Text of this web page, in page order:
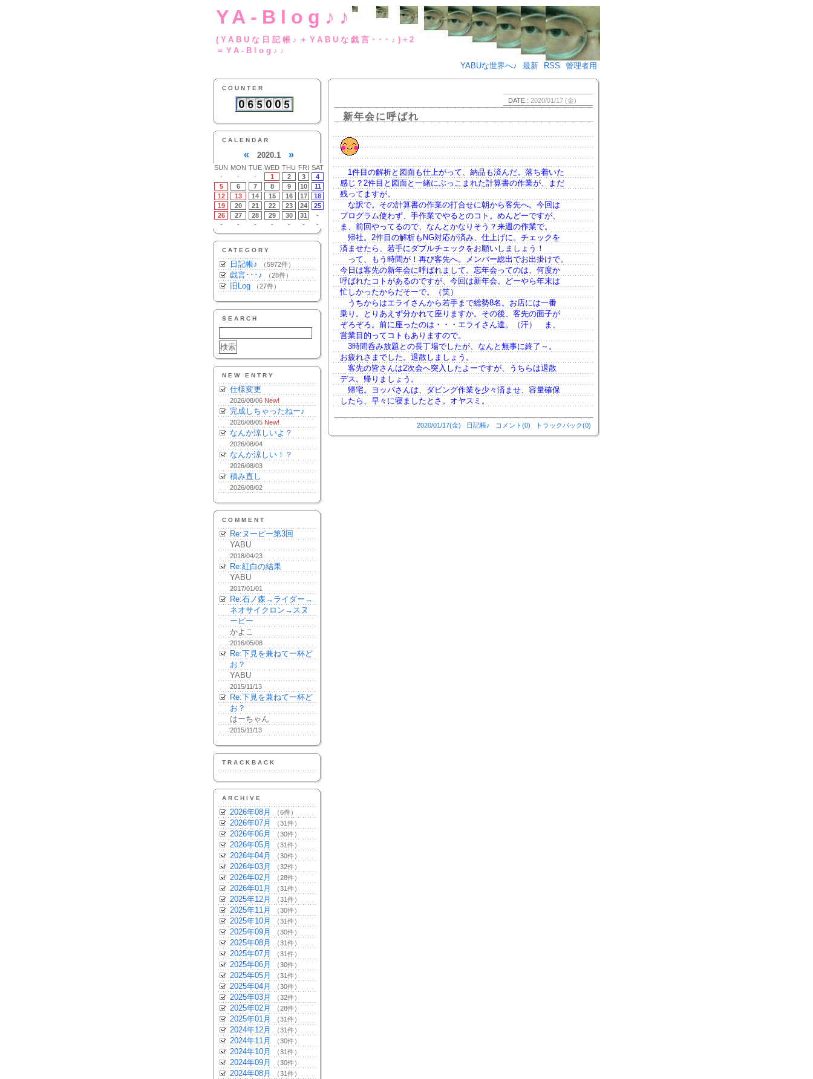
YA-Blog♪♪
(YABUな日記帳♪＋YABUな戯言･･･♪)÷2
＝YA-Blog♪♪
YABUな世界へ♪
最新 RSS 管理者用
COUNTER
CALENDAR
« 2020.1 »
SUN MON TUE WED THU FRI SAT
-
- - 1 2 3
4
5
6 7 8 9 10
11
12
13 14 15 16 17
18
19
20 21 22 23 24
25
26
27 28 29 30 31
-
-
- - - - - -
CATEGORY
日記帳♪ （5972件）
戯言･･･♪ （28件）
旧Log （27件）
SEARCH
NEW ENTRY
仕様変更
2026/08/06 New!
完成しちゃったねー♪
2026/08/05 New!
なんか涼しいよ？
2026/08/04
なんか涼しい！？
2026/08/03
積み直し
2026/08/02
COMMENT
Re:ヌーピー第3回
YABU
2018/04/23
Re:紅白の結果
YABU
2017/01/01
Re:石ノ森→ライダー→
ネオサイクロン→スヌ
ーピー
かよこ
2016/05/08
Re:下見を兼ねて一杯ど
お？
YABU
2015/11/13
Re:下見を兼ねて一杯ど
お？
はーちゃん
2015/11/13
TRACKBACK
ARCHIVE
2026年08月 （6件）
2026年07月 （31件）
2026年06月 （30件）
2026年05月 （31件）
2026年04月 （30件）
2026年03月 （32件）
2026年02月 （28件）
2026年01月 （31件）
2025年12月 （31件）
2025年11月 （30件）
2025年10月 （31件）
2025年09月 （30件）
2025年08月 （31件）
2025年07月 （31件）
2025年06月 （30件）
2025年05月 （31件）
2025年04月 （30件）
2025年03月 （32件）
2025年02月 （28件）
2025年01月 （31件）
2024年12月 （31件）
2024年11月 （30件）
2024年10月 （31件）
2024年09月 （30件）
2024年08月 （31件）
DATE : 2020/01/17 (金)
新年会に呼ばれ
1件目の解析と図面も仕上がって、納品も済んだ。落ち着いた
感じ？2件目と図面と一緒にぶっこまれた計算書の作業が、まだ
残ってますが。
な訳で。その計算書の作業の打合せに朝から客先へ。今回は
プログラム使わず、手作業でやるとのコト。めんどーですが、
ま、前回やってるので、なんとかなりそう？来週の作業で。
帰社。2件目の解析もNG対応が済み、仕上げに。チェックを
済ませたら、若手にダブルチェックをお願いしましょう！
って、もう時間が！再び客先へ。メンバー総出でお出掛けで。
今日は客先の新年会に呼ばれまして。忘年会ってのは、何度か
呼ばれたコトがあるのですが、今回は新年会。どーやら年末は
忙しかったからだそーで。（笑）
うちからはエライさんから若手まで総勢8名。お店には一番
乗り。とりあえず分かれて座りますか。その後、客先の面子が
ぞろぞろ。前に座ったのは・・・エライさん達。（汗） ま、
営業目的ってコトもありますので。
3時間呑み放題との長丁場でしたが、なんと無事に終了～。
お疲れさまでした。退散しましょう。
客先の皆さんは2次会へ突入したよーですが、うちらは退散
デス。帰りましょう。
帰宅。ヨッパさんは、ダビング作業を少々済ませ、容量確保
したら、早々に寝ましたとさ。オヤスミ。
2020/01/17(金) 日記帳♪ コメント(0) トラックバック(0)